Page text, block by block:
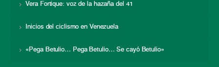
Vera Fortique: voz de la hazaña del 41
Inicios del ciclismo en Venezuela
«Pega Betulio… Pega Betulio… Se cayó Betulio»